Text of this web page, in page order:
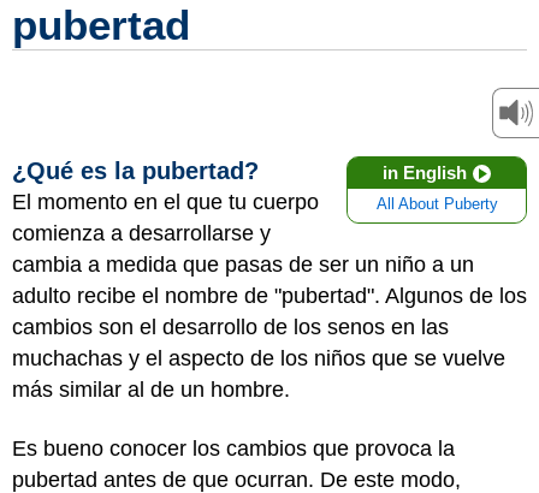
pubertad
in English
All About Puberty
¿Qué es la pubertad?
El momento en el que tu cuerpo
comienza a desarrollarse y
cambia a medida que pasas de ser un niño a un
adulto recibe el nombre de "pubertad". Algunos de los
cambios son el desarrollo de los senos en las
muchachas y el aspecto de los niños que se vuelve
más similar al de un hombre.
Es bueno conocer los cambios que provoca la
pubertad antes de que ocurran. De este modo,